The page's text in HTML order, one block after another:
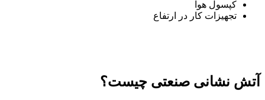
کپسول هوا
تجهیزات کار در ارتفاع
آتش نشانی صنعتی چیست؟